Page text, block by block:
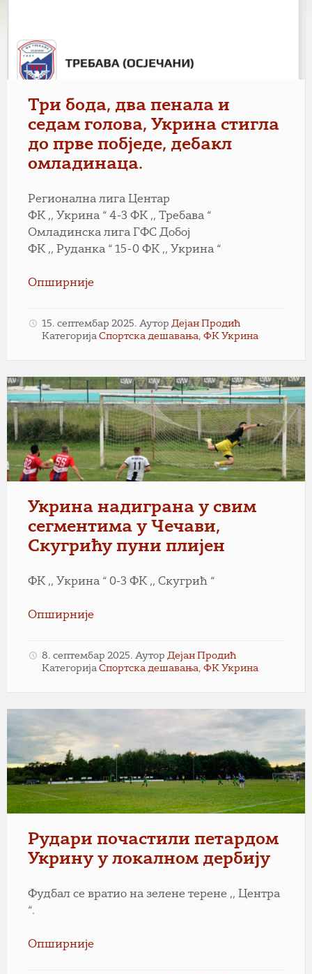
Три бода, два пенала и
седам голова, Укрина стигла
до прве побједе, дебакл
омладинаца.
Регионална лига Центар
ФК ,, Укрина “ 4-3 ФК ,, Требава “
Омладинска лига ГФС Добој
ФК ,, Руданка “ 15-0 ФК ,, Укрина “
Опширније
15. септембар 2025. Аутор Дејан Продић
Категорија Спортска дешавања, ФК Укрина
Укрина надиграна у свим
сегментима у Чечави,
Скугрићу пуни плијен
ФК ,, Укрина “ 0-3 ФК ,, Скугрић “
Опширније
8. септембар 2025. Аутор Дејан Продић
Категорија Спортска дешавања, ФК Укрина
Рудари почастили петардом
Укрину у локалном дербију
Фудбал се вратио на зелене терене ,, Центра
“.
Опширније